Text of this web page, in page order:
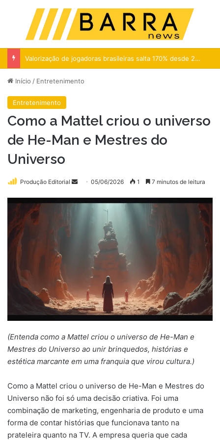
Menu
Valorização de jogadoras brasileiras salta 170% desde 2024
Início / Entretenimento
Entretenimento
Como a Mattel criou o universo
de He-Man e Mestres do
Universo
Produção Editorial
Mande
e-
05/06/2026 1 7 minutos de leitura
(Entenda como a Mattel criou o universo de He-Man e
Mestres do Universo ao unir brinquedos, histórias e
estética marcante em uma franquia que virou cultura.)
Como a Mattel criou o universo de He-Man e Mestres do
Universo não foi só uma decisão criativa. Foi uma
combinação de marketing, engenharia de produto e uma
forma de contar histórias que funcionava tanto na
prateleira quanto na TV. A empresa queria que cada